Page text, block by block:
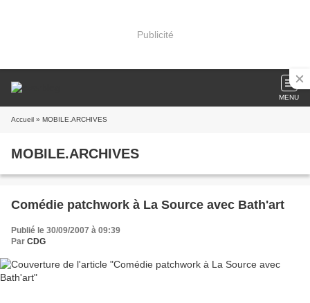
Publicité
MENU
Accueil » MOBILE.ARCHIVES
MOBILE.ARCHIVES
Comédie patchwork à La Source avec Bath'art
Publié le 30/09/2007 à 09:39
Par CDG